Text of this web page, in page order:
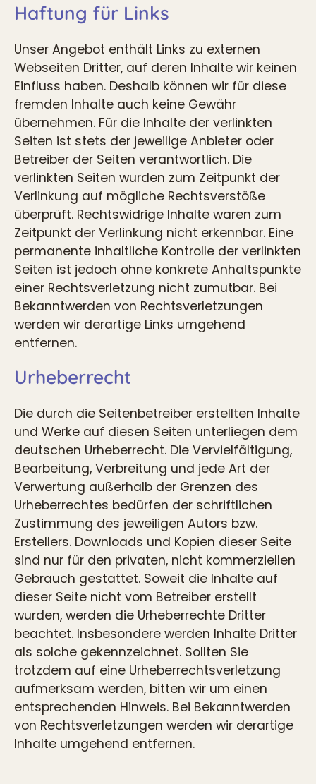
Haftung für Links
Unser Angebot enthält Links zu externen
Webseiten Dritter, auf deren Inhalte wir keinen
Einfluss haben. Deshalb können wir für diese
fremden Inhalte auch keine Gewähr
übernehmen. Für die Inhalte der verlinkten
Seiten ist stets der jeweilige Anbieter oder
Betreiber der Seiten verantwortlich. Die
verlinkten Seiten wurden zum Zeitpunkt der
Verlinkung auf mögliche Rechtsverstöße
überprüft. Rechtswidrige Inhalte waren zum
Zeitpunkt der Verlinkung nicht erkennbar. Eine
permanente inhaltliche Kontrolle der verlinkten
Seiten ist jedoch ohne konkrete Anhaltspunkte
einer Rechtsverletzung nicht zumutbar. Bei
Bekanntwerden von Rechtsverletzungen
werden wir derartige Links umgehend
entfernen.
Urheberrecht
Die durch die Seitenbetreiber erstellten Inhalte
und Werke auf diesen Seiten unterliegen dem
deutschen Urheberrecht. Die Vervielfältigung,
Bearbeitung, Verbreitung und jede Art der
Verwertung außerhalb der Grenzen des
Urheberrechtes bedürfen der schriftlichen
Zustimmung des jeweiligen Autors bzw.
Erstellers. Downloads und Kopien dieser Seite
sind nur für den privaten, nicht kommerziellen
Gebrauch gestattet. Soweit die Inhalte auf
dieser Seite nicht vom Betreiber erstellt
wurden, werden die Urheberrechte Dritter
beachtet. Insbesondere werden Inhalte Dritter
als solche gekennzeichnet. Sollten Sie
trotzdem auf eine Urheberrechtsverletzung
aufmerksam werden, bitten wir um einen
entsprechenden Hinweis. Bei Bekanntwerden
von Rechtsverletzungen werden wir derartige
Inhalte umgehend entfernen.